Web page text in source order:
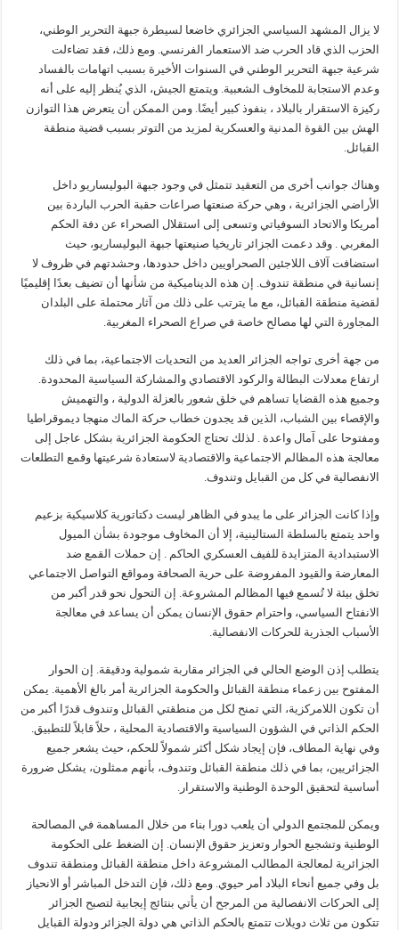
لا يزال المشهد السياسي الجزائري خاضعا لسيطرة جبهة التحرير الوطني،
الحزب الذي قاد الحرب ضد الاستعمار الفرنسي. ومع ذلك، فقد تضاءلت
شرعية جبهة التحرير الوطني في السنوات الأخيرة بسبب اتهامات بالفساد
وعدم الاستجابة للمخاوف الشعبية. ويتمتع الجيش، الذي يُنظر إليه على أنه
ركيزة الاستقرار بالبلاد ، بنفوذ كبير أيضًا. ومن الممكن أن يتعرض هذا التوازن
الهش بين القوة المدنية والعسكرية لمزيد من التوتر بسبب قضية منطقة
القبائل.
وهناك جوانب أخرى من التعقيد تتمثل في وجود جبهة البوليساريو داخل
الأراضي الجزائرية ، وهي حركة صنعتها صراعات حقبة الحرب الباردة بين
أمريكا والاتحاد السوفياتي وتسعى إلى استقلال الصحراء عن دفة الحكم
المغربي . وقد دعمت الجزائر تاريخيا صنيعتها جبهة البوليساريو، حيث
استضافت آلاف اللاجئين الصحراويين داخل حدودها، وحشدتهم في ظروف لا
إنسانية في منطقة تندوف. إن هذه الديناميكية من شأنها أن تضيف بعدًا إقليميًا
لقضية منطقة القبائل، مع ما يترتب على ذلك من آثار محتملة على البلدان
المجاورة التي لها مصالح خاصة في صراع الصحراء المغربية.
من جهة أخرى تواجه الجزائر العديد من التحديات الاجتماعية، بما في ذلك
ارتفاع معدلات البطالة والركود الاقتصادي والمشاركة السياسية المحدودة.
وجميع هذه القضايا تساهم في خلق شعور بالعزلة الدولية ، والتهميش
والإقصاء بين الشباب، الذين قد يجدون خطاب حركة الماك منهجا ديموقراطيا
ومفتوحا على آمال واعدة . لذلك تحتاج الحكومة الجزائرية بشكل عاجل إلى
معالجة هذه المظالم الاجتماعية والاقتصادية لاستعادة شرعيتها وقمع التطلعات
الانفصالية في كل من القبايل وتندوف.
وإذا كانت الجزائر على ما يبدو في الظاهر ليست دكتاتورية كلاسيكية بزعيم
واحد يتمتع بالسلطة الستالينية، إلا أن المخاوف موجودة بشأن الميول
الاستبدادية المتزايدة للفيف العسكري الحاكم . إن حملات القمع ضد
المعارضة والقيود المفروضة على حرية الصحافة ومواقع التواصل الاجتماعي
تخلق بيئة لا تُسمع فيها المظالم المشروعة. إن التحول نحو قدر أكبر من
الانفتاح السياسي، واحترام حقوق الإنسان يمكن أن يساعد في معالجة
الأسباب الجذرية للحركات الانفصالية.
يتطلب إذن الوضع الحالي في الجزائر مقاربة شمولية ودقيقة. إن الحوار
المفتوح بين زعماء منطقة القبائل والحكومة الجزائرية أمر بالغ الأهمية. يمكن
أن تكون اللامركزية، التي تمنح لكل من منطقتي القبائل وتندوف قدرًا أكبر من
الحكم الذاتي في الشؤون السياسية والاقتصادية المحلية ، حلاً قابلاً للتطبيق.
وفي نهاية المطاف، فإن إيجاد شكل أكثر شمولاً للحكم، حيث يشعر جميع
الجزائريين، بما في ذلك منطقة القبائل وتندوف، بأنهم ممثلون، يشكل ضرورة
أساسية لتحقيق الوحدة الوطنية والاستقرار.
ويمكن للمجتمع الدولي أن يلعب دورا بناء من خلال المساهمة في المصالحة
الوطنية وتشجيع الحوار وتعزيز حقوق الإنسان. إن الضغط على الحكومة
الجزائرية لمعالجة المطالب المشروعة داخل منطقة القبائل ومنطقة تندوف
بل وفي جميع أنحاء البلاد أمر حيوي. ومع ذلك، فإن التدخل المباشر أو الانحياز
إلى الحركات الانفصالية من المرجح أن يأتي بنتائج إيجابية لتصبح الجزائر
تتكون من ثلاث دويلات تتمتع بالحكم الذاتي هي دولة الجزائر ودولة القبايل